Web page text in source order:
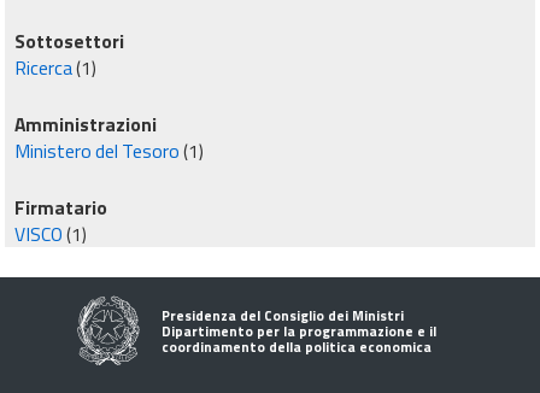
Sottosettori
Ricerca(1)
Amministrazioni
Ministero del Tesoro(1)
Firmatario
VISCO(1)
Presidenza del Consiglio dei Ministri
Dipartimento per la programmazione e il
coordinamento della politica economica